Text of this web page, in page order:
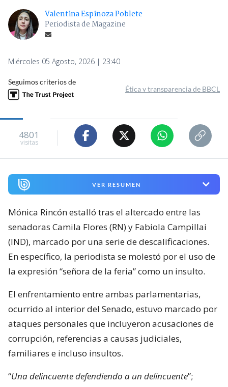
Valentina Espinoza Poblete
Periodista de Magazine
Miércoles 05 Agosto, 2026 | 23:40
Seguimos criterios de
Ética y transparencia de BBCL
4801
visitas
VER RESUMEN
Mónica Rincón estalló tras el altercado entre las
senadoras Camila Flores (RN) y Fabiola Campillai
(IND), marcado por una serie de descalificaciones.
En específico, la periodista se molestó por el uso de
la expresión “señora de la feria” como un insulto.
El enfrentamiento entre ambas parlamentarias,
ocurrido al interior del Senado, estuvo marcado por
ataques personales que incluyeron acusaciones de
corrupción, referencias a causas judiciales,
familiares e incluso insultos.
“Una delincuente defendiendo a un delincuente”;